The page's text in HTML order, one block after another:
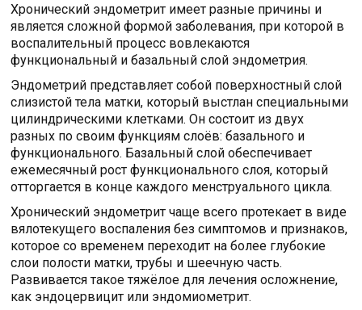
Хронический эндометрит имеет разные причины и
является сложной формой заболевания, при которой в
воспалительный процесс вовлекаются
функциональный и базальный слой эндометрия.
Эндометрий представляет собой поверхностный слой
слизистой тела матки, который выстлан специальными
цилиндрическими клетками. Он состоит из двух
разных по своим функциям слоёв: базального и
функционального. Базальный слой обеспечивает
ежемесячный рост функционального слоя, который
отторгается в конце каждого менструального цикла.
Хронический эндометрит чаще всего протекает в виде
вялотекущего воспаления без симптомов и признаков,
которое со временем переходит на более глубокие
слои полости матки, трубы и шеечную часть.
Развивается такое тяжёлое для лечения осложнение,
как эндоцервицит или эндомиометрит.